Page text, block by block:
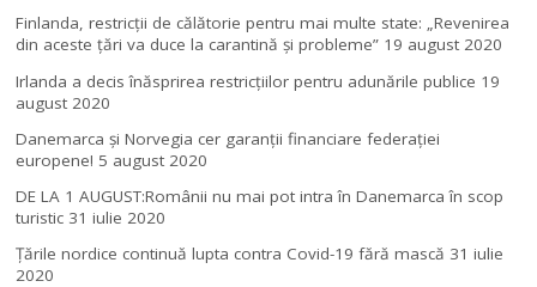
Finlanda, restricţii de călătorie pentru mai multe state: „Revenirea
din aceste ţări va duce la carantină şi probleme” 19 august 2020
Irlanda a decis înăsprirea restricțiilor pentru adunările publice 19
august 2020
Danemarca și Norvegia cer garanții financiare federației
europene! 5 august 2020
DE LA 1 AUGUST:Românii nu mai pot intra în Danemarca în scop
turistic 31 iulie 2020
Țările nordice continuă lupta contra Covid-19 fără mască 31 iulie
2020